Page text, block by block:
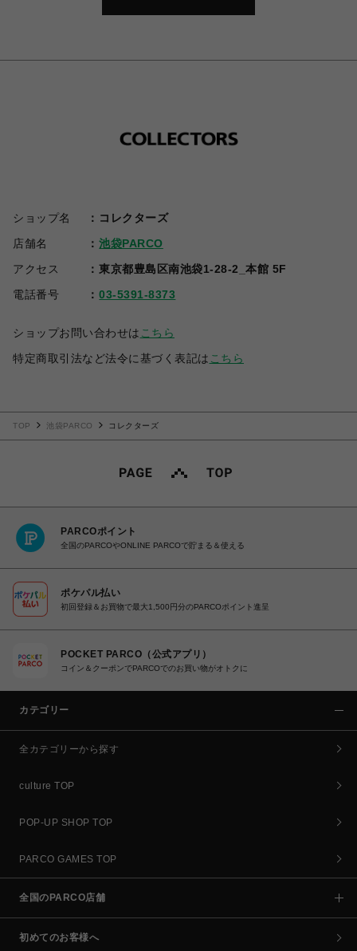
ショップ名
コレクターズ
店舗名
池袋PARCO
アクセス
東京都豊島区南池袋1-28-2_本館 5F
電話番号
03-5391-8373
ショップお問い合わせは こちら
特定商取引法など法令に基づく表記は こちら
TOP 池袋PARCO コレクターズ
PARCOポイント
全国のPARCOやONLINE PARCOで貯まる＆使える
ポケパル払い
初回登録＆お買物で最大1,500円分のPARCOポイント進呈
POCKET PARCO（公式アプリ）
コイン＆クーポンでPARCOでのお買い物がオトクに
カテゴリー
全カテゴリーから探す
culture TOP
POP-UP SHOP TOP
PARCO GAMES TOP
全国のPARCO店舗
初めてのお客様へ